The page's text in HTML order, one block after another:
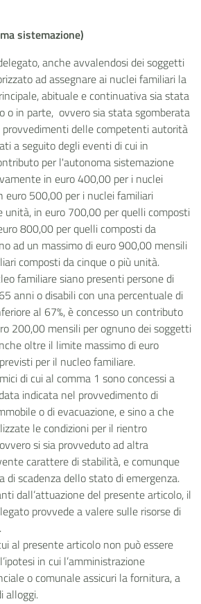
sistemazione)
anche avvalendosi dei soggetti
ad assegnare ai nuclei familiari la
abituale e continuativa sia stata
in parte, ovvero sia stata sgomberata
provvedimenti delle competenti autorità
a seguito degli eventi di cui in
per l'autonoma sistemazione
in euro 400,00 per i nuclei
euro 500,00 per i nuclei familiari
unità, in euro 700,00 per quelli composti
800,00 per quelli composti da
ad un massimo di euro 900,00 mensili
composti da cinque o più unità.
familiare siano presenti persone di
anni o disabili con una percentuale di
al 67%, è concesso un contributo
200,00 mensili per ognuno dei soggetti
oltre il limite massimo di euro
per il nucleo familiare.
di cui al comma 1 sono concessi a
indicata nel provvedimento di
o di evacuazione, e sino a che
le condizioni per il rientro
si sia provveduto ad altra
carattere di stabilità, e comunque
di scadenza dello stato di emergenza.
dall’attuazione del presente articolo, il
provvede a valere sulle risorse di
al presente articolo non può essere
in cui l’amministrazione
o comunale assicuri la fornitura, a
alloggi.